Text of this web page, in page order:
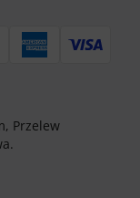
Przelew